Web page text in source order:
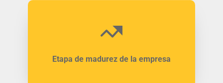
Etapa de madurez de la empresa